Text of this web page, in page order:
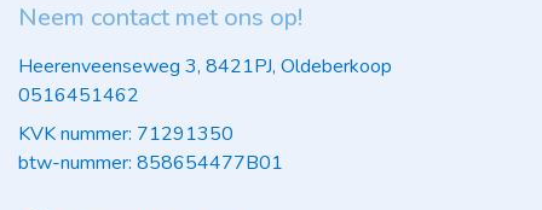
Neem contact met ons op!
Heerenveenseweg 3, 8421PJ, Oldeberkoop
0516451462
KVK nummer: 71291350
btw-nummer: 858654477B01